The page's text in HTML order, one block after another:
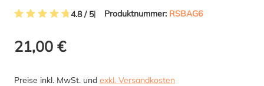
4.8 / 5 Produktnummer: RSBAG6
21,00 €
Preise inkl. MwSt. und exkl. Versandkosten